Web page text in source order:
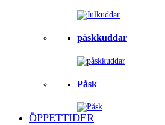
påskkuddar
Påsk
ÖPPETTIDER